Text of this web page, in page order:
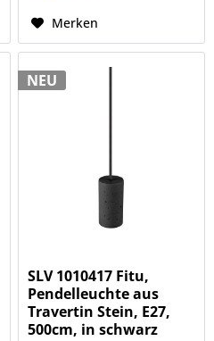
Merken
NEU
SLV 1010417 Fitu,
Pendelleuchte aus
Travertin Stein, E27,
500cm, in schwarz